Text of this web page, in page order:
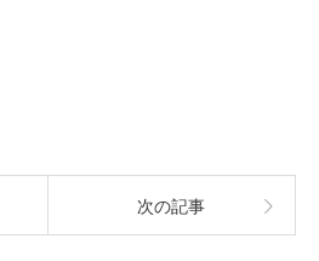
次の記事